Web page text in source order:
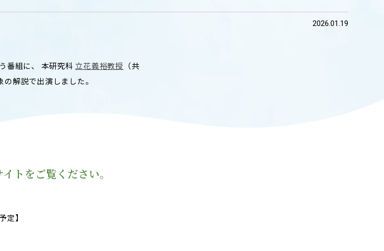
OUR OPEN LECTURE INTERVIEW
ACADEMICS
教育（学部・大学院等）
PAMPHLET
パンフレット
2026.01.19
番組に、 本研究科 立花義裕教授 （共
の解説で出演しました。
トをご覧ください。
定】